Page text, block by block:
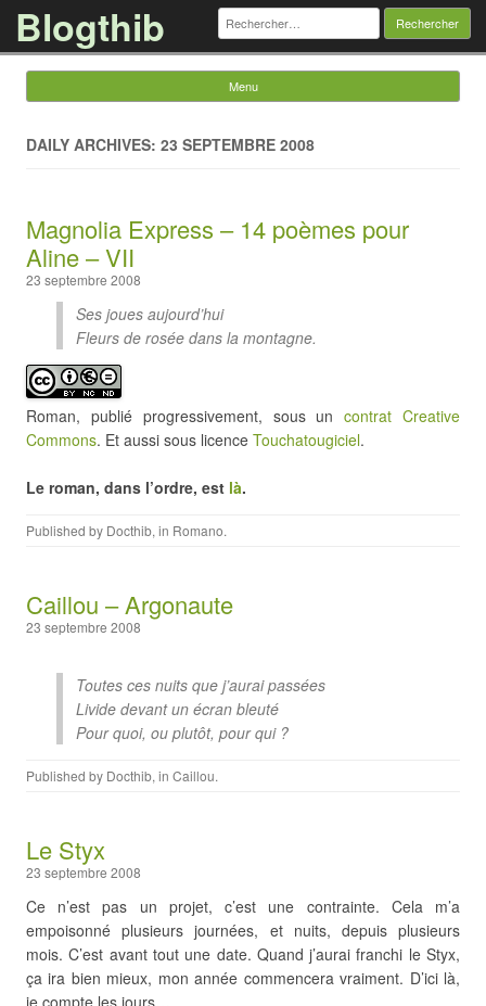
Blogthib Rechercher :
Menu
DAILY ARCHIVES: 23 SEPTEMBRE 2008
Magnolia Express – 14 poèmes pour
Aline – VII
23 septembre 2008
Ses joues aujourd’hui
Fleurs de rosée dans la montagne.
Roman, publié progressivement, sous uncontrat Creative
Commons. Et aussi sous licence Touchatougiciel.
Le roman, dans l’ordre, est là.
Published by Docthib, in Romano.
Caillou – Argonaute
23 septembre 2008
Toutes ces nuits que j’aurai passées
Livide devant un écran bleuté
Pour quoi, ou plutôt, pour qui ?
Published by Docthib, in Caillou.
Le Styx
23 septembre 2008
Ce n’est pas un projet, c’est une contrainte. Cela m’a
empoisonné plusieurs journées, et nuits, depuis plusieurs
mois. C’est avant tout une date. Quand j’aurai franchi le Styx,
ça ira bien mieux, mon année commencera vraiment. D’ici là,
je compte les jours…